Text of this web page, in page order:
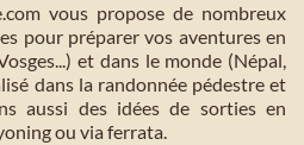
vous propose de nombreux
pour préparer vos aventures en
et dans le monde (Népal,
dans la randonnée pédestre et
aussi des idées de sorties en
ou via ferrata.